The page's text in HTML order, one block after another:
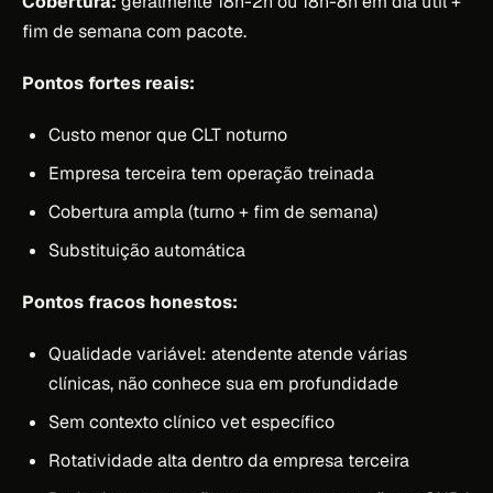
fim de semana com pacote.
Pontos fortes reais:
Custo menor que CLT noturno
Empresa terceira tem operação treinada
Cobertura ampla (turno + fim de semana)
Substituição automática
Pontos fracos honestos:
Qualidade variável: atendente atende várias
clínicas, não conhece sua em profundidade
Sem contexto clínico vet específico
Rotatividade alta dentro da empresa terceira